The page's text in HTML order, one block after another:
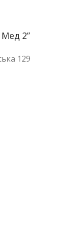
2”
129